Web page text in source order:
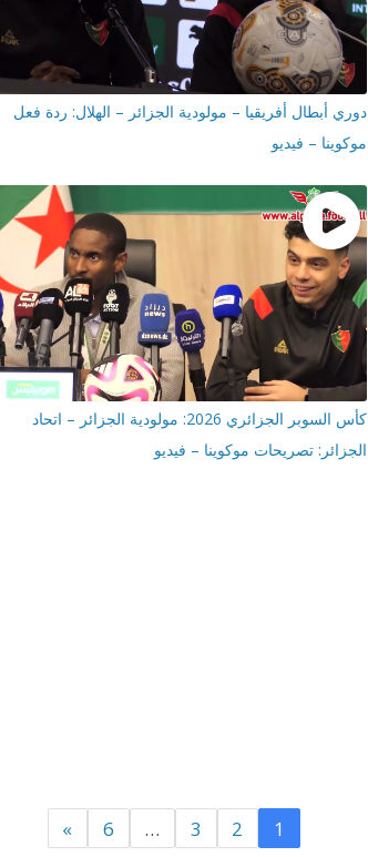
دوري أبطال أفريقيا – مولودية الجزائر – الهلال: ردة فعل
موكوينا – فيديو
كأس السوبر الجزائري 2026: مولودية الجزائر – اتحاد
الجزائر: تصريحات موكوينا – فيديو
1
2
3
…
6
»